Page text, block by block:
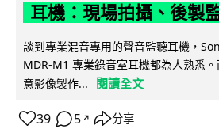
耳機：現場拍攝、後製
談到專業混音專用的聲音監聽耳機，
MDR-M1 專業錄音室耳機都為人熟悉
意影像製作...
閱讀全文
39 5 ↗ 分享